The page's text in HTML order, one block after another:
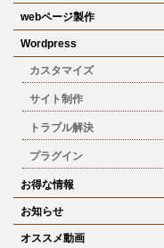
webページ製作
Wordpress
カスタマイズ
サイト制作
トラブル解決
プラグイン
お得な情報
お知らせ
オススメ動画